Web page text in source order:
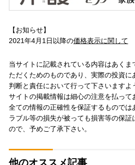
【お知らせ】
2021年4月1日以降の価格表示に関して
当サイトに記載されている内容はあく
ただくためのものであり、実際の投資
判断と責任において行って下さいますよ
サイトの掲載情報は細心の注意を払って
全ての情報の正確性を保証するものでは
ラブル等の損失が被っても損害等の保証
ので、予めご了承下さい。
他のオススメ記事